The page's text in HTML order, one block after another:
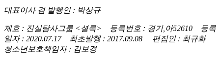
대표이사 겸 발행인 : 박상규
제호 : 진실탐사그룹 <셜록> 등록번호 : 경기,아52610 등록
일자 : 2020.07.17 최초발행 : 2017.09.08 편집인 : 최규화
청소년보호책임자 : 김보경